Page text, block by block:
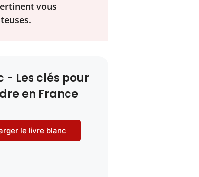
vous
- Les clés pour
en France
le livre blanc